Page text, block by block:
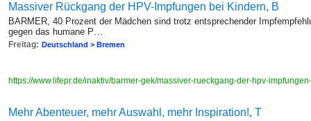
Massiver Rückgang der HPV-Impfungen bei Kindern, B
BARMER, 40 Prozent der Mädchen sind trotz entsprechender
gegen das humane P…
Freitag: Deutschland > Bremen
https://www.lifepr.de/inaktiv/barmer-gek/massiver-rueckgang-der-hpv-
Mehr Abenteuer, mehr Auswahl, mehr Inspiration!, T